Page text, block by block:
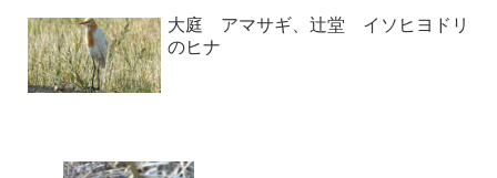
大庭 アマサギ、辻堂 イソヒヨドリ
のヒナ